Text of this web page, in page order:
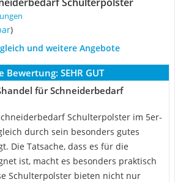
)
und weitere Angebote
Bewertung: SEHR GUT
für Schneiderbedarf
Schulterpolster im 5er-
durch sein besonders gutes
Die Tatsache, dass es für die
ist, macht es besonders praktisch
Schulterpolster bieten nicht nur